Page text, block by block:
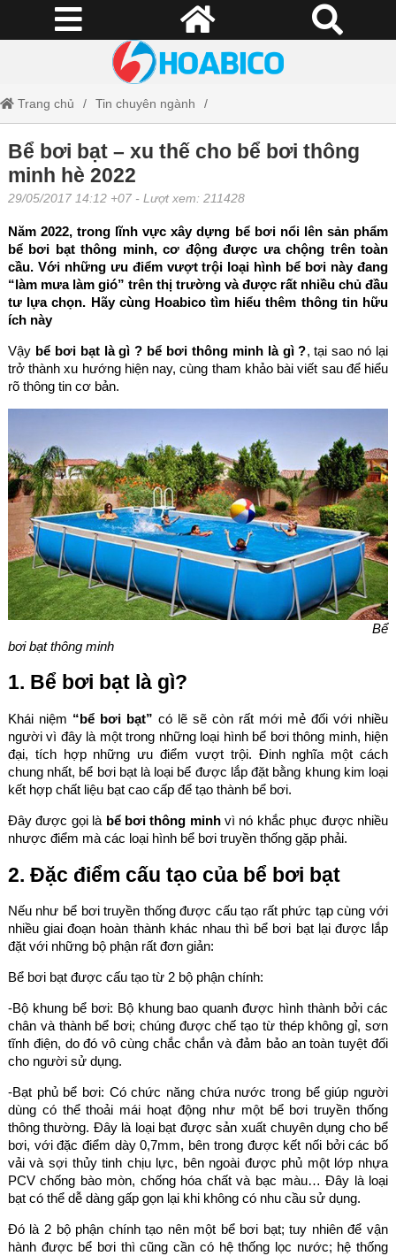
Trang chủ Tin chuyên ngành
Bể bơi bạt – xu thế cho bể bơi thông minh hè 2022
Bể bơi bạt – xu thế cho bể bơi thông
minh hè 2022
29/05/2017 14:12 +07 - Lượt xem: 211428
Năm 2022, trong lĩnh vực xây dựng bể bơi nổi lên sản phẩm
bể bơi bạt thông minh, cơ động được ưa chộng trên toàn
cầu. Với những ưu điểm vượt trội loại hình bể bơi này đang
“làm mưa làm gió” trên thị trường và được rất nhiều chủ đầu
tư lựa chọn. Hãy cùng Hoabico tìm hiểu thêm thông tin hữu
ích này
Vậy bể bơi bạt là gì ? bể bơi thông minh là gì ?, tại sao nó lại
trở thành xu hướng hiện nay, cùng tham khảo bài viết sau để hiểu
rõ thông tin cơ bản.
Bể
bơi bạt thông minh
1. Bể bơi bạt là gì?
Khái niệm “bể bơi bạt” có lẽ sẽ còn rất mới mẻ đối với nhiều
người vì đây là một trong những loại hình bể bơi thông minh, hiện
đại, tích hợp những ưu điểm vượt trội. Đinh nghĩa một cách
chung nhất, bể bơi bạt là loại bể được lắp đặt bằng khung kim loại
kết hợp chất liệu bạt cao cấp để tạo thành bể bơi.
Đây được gọi là bể bơi thông minhvì nó khắc phục được nhiều
nhược điểm mà các loại hình bể bơi truyền thống gặp phải.
2. Đặc điểm cấu tạo của bể bơi bạt
Nếu như bể bơi truyền thống được cấu tạo rất phức tạp cùng với
nhiều giai đoạn hoàn thành khác nhau thì bể bơi bạt lại được lắp
đặt với những bộ phận rất đơn giản:
Bể bơi bạt được cấu tạo từ 2 bộ phận chính:
-Bộ khung bể bơi: Bộ khung bao quanh được hình thành bởi các
chân và thành bể bơi; chúng được chế tạo từ thép không gỉ, sơn
tĩnh điện, do đó vô cùng chắc chắn và đảm bảo an toàn tuyệt đối
cho người sử dụng.
-Bạt phủ bể bơi: Có chức năng chứa nước trong bể giúp người
dùng có thể thoải mái hoạt động như một bể bơi truyền thống
thông thường. Đây là loại bạt được sản xuất chuyên dụng cho bể
bơi, với đặc điểm dày 0,7mm, bên trong được kết nối bởi các bố
vải và sợi thủy tinh chịu lực, bên ngoài được phủ một lớp nhựa
PCV chống bào mòn, chống hóa chất và bạc màu… Đây là loại
bạt có thể dễ dàng gấp gọn lại khi không có nhu cầu sử dụng.
Đó là 2 bộ phận chính tạo nên một bể bơi bạt; tuy nhiên để vận
hành được bể bơi thì cũng cần có hệ thống lọc nước; hệ thống